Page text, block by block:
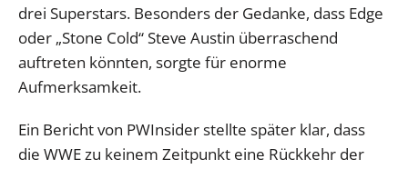
drei Superstars. Besonders der Gedanke, dass Edge
oder „Stone Cold“ Steve Austin überraschend
auftreten könnten, sorgte für enorme
Aufmerksamkeit.
Ein Bericht von PWInsider stellte später klar, dass
die WWE zu keinem Zeitpunkt eine Rückkehr der